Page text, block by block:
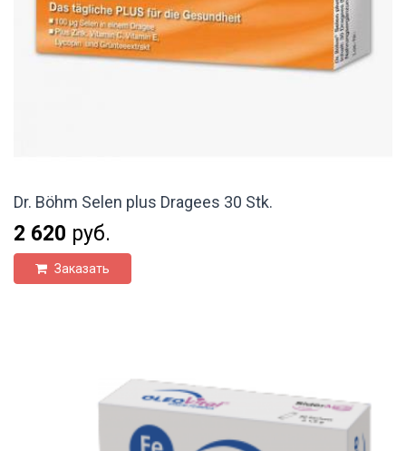
Dr. Böhm Selen plus Dragees 30 Stk.
2 620 руб.
Заказать